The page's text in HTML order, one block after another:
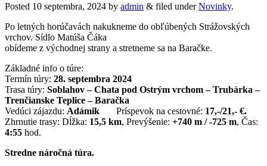
Posted 10 septembra, 2024 by admin & filed underNovinky.
Po letných horúčavách nakukneme do obľúbených Strážovských
vrchov. Sídlo Matúša Čáka
obídeme z východnej strany a stretneme sa na Baračke.
Základné info o túre:
Termín túry: 28. septembra 2024
Trasa túry: Soblahov – Chata pod Ostrým vrchom – Trubárka –
Trenčianske Teplice – Baračka
Vedúci zájazdu: Adámik Príspevok na cestovné: 17,-/21,- €.
Zhrnutie trasy: Dĺžka: 15,5 km, Prevýšenie: +740 m / -725 m, Čas:
4:55 hod.
Stredne náročná túra.